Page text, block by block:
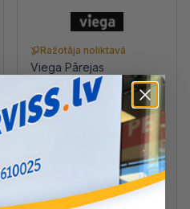
Ražotāja noliktavā
Viega Pārejas
skrūvsavienojums, ārējā
vītne, 15mm x1/2 collas,
bronza
Diametrs (mm)
22
28